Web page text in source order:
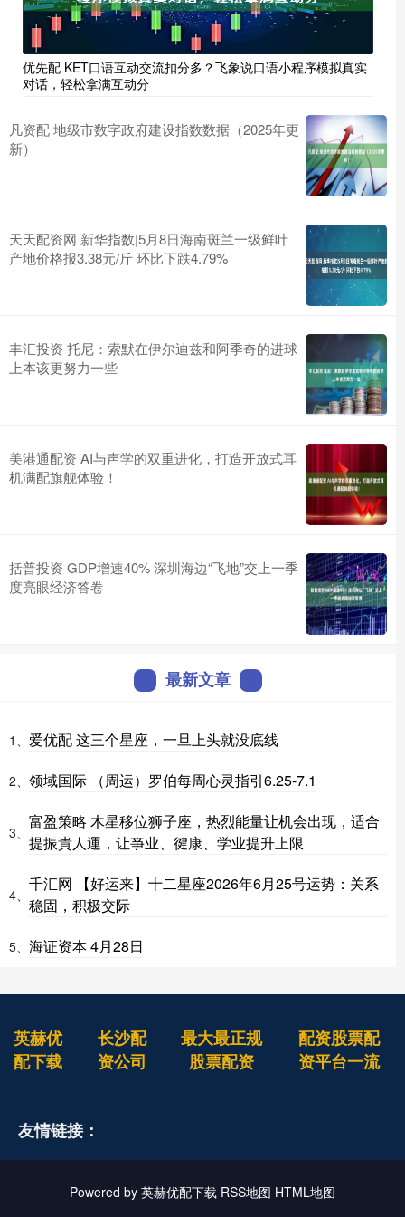
优先配 KET口语互动交流扣分多？飞象说口语小程序模拟真实
对话，轻松拿满互动分
凡资配 地级市数字政府建设指数数据（2025年更
新）
天天配资网 新华指数|5月8日海南斑兰一级鲜叶
产地价格报3.38元/斤 环比下跌4.79%
丰汇投资 托尼：索默在伊尔迪兹和阿季奇的进球
上本该更努力一些
美港通配资 AI与声学的双重进化，打造开放式耳
机满配旗舰体验！
括普投资 GDP增速40% 深圳海边“飞地”交上一季
度亮眼经济答卷
最新文章
1、 爱优配 这三个星座，一旦上头就没底线
2、 领域国际 （周运）罗伯每周心灵指引6.25-7.1
3、
富盈策略 木星移位狮子座，热烈能量让机会出现，适合
提振貴人運，让亊业、徤康、学业提升上限
4、
千汇网 【好运来】十二星座2026年6月25号运势：关系
稳固，积极交际
5、 海证资本 4月28日
英赫优
配下载
长沙配
资公司
最大最正规
股票配资
配资股票配
资平台一流
友情链接：
Powered by 英赫优配下载 RSS地图 HTML地图